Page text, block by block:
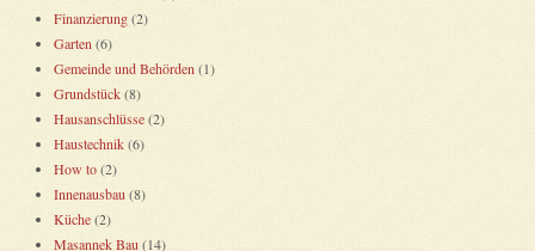
Finanzierung(2)
Garten (6)
Gemeinde und Behörden (1)
Grundstück(8)
Hausanschlüsse(2)
Haustechnik(6)
How to(2)
Innenausbau (8)
Küche(2)
Masannek Bau (14)